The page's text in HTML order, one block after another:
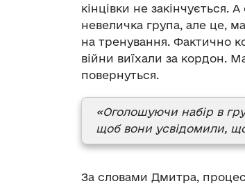
кінцівки не
невеличка група, але це,
на тренування. Фактично
війни виїхали за кордон.
повернуться.
«Оголошуючи набір в
щоб вони усвідомили, що
За словами Дмитра, процес